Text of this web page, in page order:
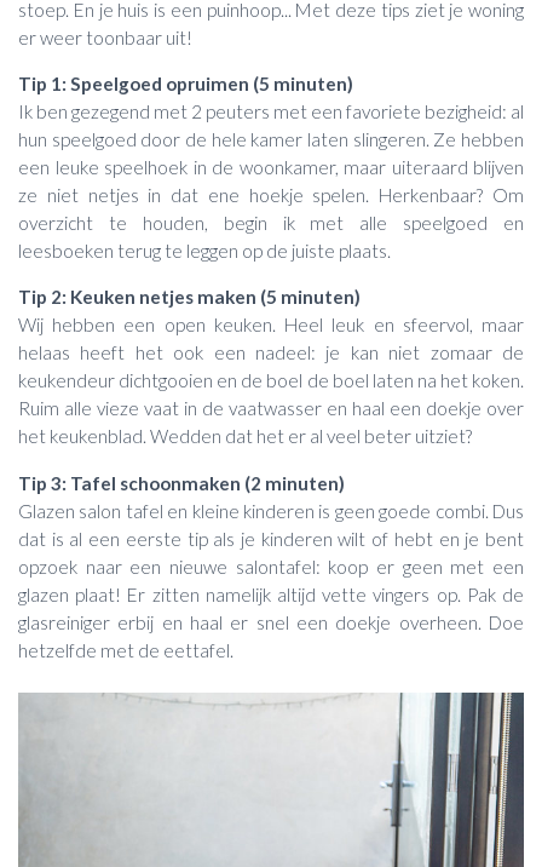
stoep. En je huis is een puinhoop... Met deze tips ziet je woning
er weer toonbaar uit!
Tip 1: Speelgoed opruimen (5 minuten)
Ik ben gezegend met 2 peuters met een favoriete bezigheid: al
hun speelgoed door de hele kamer laten slingeren. Ze hebben
een leuke speelhoek in de woonkamer, maar uiteraard blijven
ze niet netjes in dat ene hoekje spelen. Herkenbaar? Om
overzicht te houden, begin ik met alle speelgoed en
leesboeken terug te leggen op de juiste plaats.
Tip 2: Keuken netjes maken (5 minuten)
Wij hebben een open keuken. Heel leuk en sfeervol, maar
helaas heeft het ook een nadeel: je kan niet zomaar de
keukendeur dichtgooien en de boel de boel laten na het koken.
Ruim alle vieze vaat in de vaatwasser en haal een doekje over
het keukenblad. Wedden dat het er al veel beter uitziet?
Tip 3: Tafel schoonmaken (2 minuten)
Glazen salon tafel en kleine kinderen is geen goede combi. Dus
dat is al een eerste tip als je kinderen wilt of hebt en je bent
opzoek naar een nieuwe salontafel: koop er geen met een
glazen plaat! Er zitten namelijk altijd vette vingers op. Pak de
glasreiniger erbij en haal er snel een doekje overheen. Doe
hetzelfde met de eettafel.